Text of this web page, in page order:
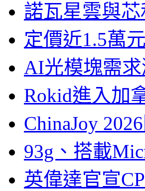
諾瓦星雲與
定價近1.5萬
AI光模塊需
Rokid進入加
ChinaJoy
93g、搭載
英偉達官宣